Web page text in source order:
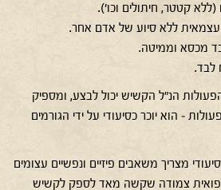
קטטר, חיתולים וכו').
עצמאית ללא סיוע של אדם אחר.
מכסא וממיטה.
לבד.
הנ"ל הקשיש יכול לבצע, ומספיק
מסוגל לבצע 3-4 מהפעולות – הוא יוכר כסיעודי על ידי הגורמים
מצריך משאבים פיזיים ונפשיים עצומים
צמודה שקשה מאד לספק לקשיש